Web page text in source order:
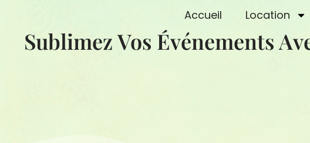
Accueil Location
Sublimez Vos Événements